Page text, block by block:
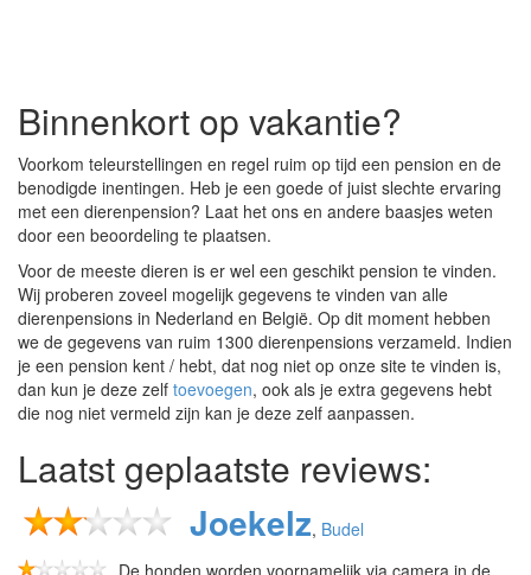
Binnenkort op vakantie?
Voorkom teleurstellingen en regel ruim op tijd een pension en de
benodigde inentingen. Heb je een goede of juist slechte ervaring
met een dierenpension? Laat het ons en andere baasjes weten
door een beoordeling te plaatsen.
Voor de meeste dieren is er wel een geschikt pension te vinden.
Wij proberen zoveel mogelijk gegevens te vinden van alle
dierenpensions in Nederland en België‎. Op dit moment hebben
we de gegevens van ruim 1300 dierenpensions verzameld. Indien
je een pension kent / hebt, dat nog niet op onze site te vinden is,
dan kun je deze zelf toevoegen, ook als je extra gegevens hebt
die nog niet vermeld zijn kan je deze zelf aanpassen.
Laatst geplaatste reviews:
Joekelz, Budel
De honden worden voornamelijk via camera in de